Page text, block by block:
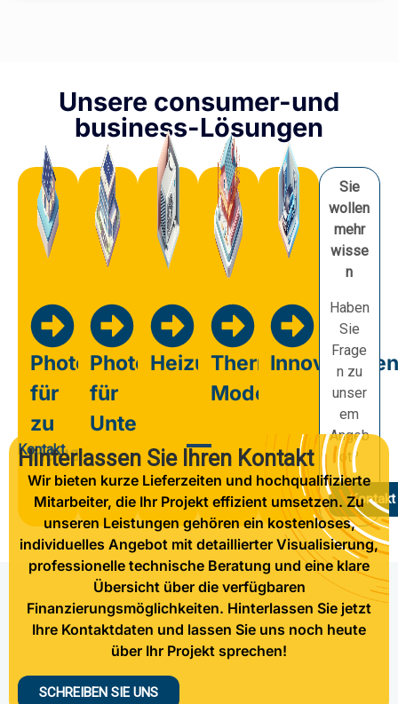
Unsere consumer-und
business-Lösungen
Photovoltaik
für
zu
Hause
Photovoltaik
für
Unternehmen
HeizungThermische
Modernisierung
Sie
wollen
mehr
wisse
n
Haben
Sie
Frage
n zu
unser
em
Angeb
ot?
Kontakt
Kontakt
Hinterlassen Sie Ihren Kontakt
Wir bieten kurze Lieferzeiten und hochqualifizierte
Mitarbeiter, die Ihr Projekt effizient umsetzen. Zu
unseren Leistungen gehören ein kostenloses,
individuelles Angebot mit detaillierter Visualisierung,
professionelle technische Beratung und eine klare
Übersicht über die verfügbaren
Finanzierungsmöglichkeiten. Hinterlassen Sie jetzt
Ihre Kontaktdaten und lassen Sie uns noch heute
über Ihr Projekt sprechen!
SCHREIBEN SIE UNS